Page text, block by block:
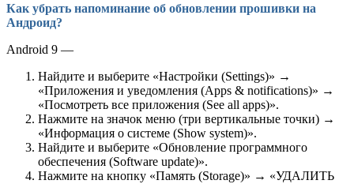
Как убрать напоминание об обновлении прошивки на
Андроид?
Android 9 —
Найдите и выберите «Настройки (Settings)» →
«Приложения и уведомления (Apps & notifications)» →
«Посмотреть все приложения (See all apps)».
Нажмите на значок меню (три вертикальные точки) →
«Информация о системе (Show system)».
Найдите и выберите «Обновление программного
обеспечения (Software update)».
Нажмите на кнопку «Память (Storage)» → «УДАЛИТЬ